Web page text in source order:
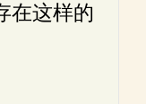
在这样的